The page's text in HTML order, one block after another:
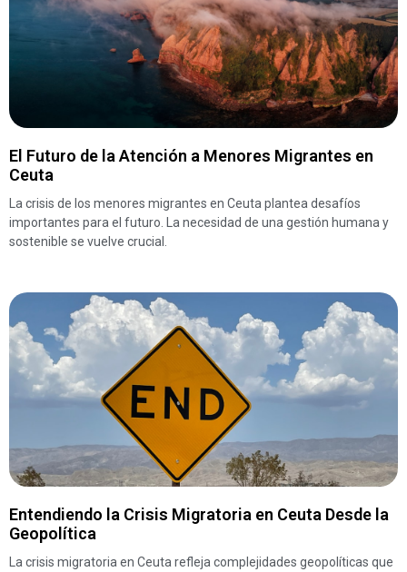
El Futuro de la Atención a Menores Migrantes en
Ceuta
La crisis de los menores migrantes en Ceuta plantea desafíos
importantes para el futuro. La necesidad de una gestión humana y
sostenible se vuelve crucial.
Entendiendo la Crisis Migratoria en Ceuta Desde la
Geopolítica
La crisis migratoria en Ceuta refleja complejidades geopolíticas que